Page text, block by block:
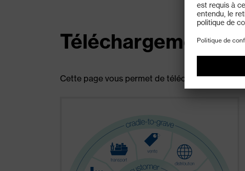
Téléchargements
Cette page vous permet de télécharger plus